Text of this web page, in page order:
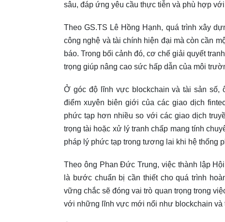
sâu, đáp ứng yêu cầu thực tiễn và phù hợp
Theo GS.TS Lê Hồng Hạnh, quá trình xây
công nghệ và tài chính hiện đại mà còn cần
báo. Trong bối cảnh đó, cơ chế giải quyết
trọng giúp nâng cao sức hấp dẫn của môi
Ở góc độ lĩnh vực blockchain và tài sản số,
điểm xuyên biên giới của các giao dịch
phức tạp hơn nhiều so với các giao dịch
trọng tài hoặc xử lý tranh chấp mang tính
pháp lý phức tạp trong tương lai khi hệ thống
Theo ông Phan Đức Trung, việc thành lập
là bước chuẩn bị cần thiết cho quá trình
vững chắc sẽ đóng vai trò quan trọng trong
với những lĩnh vực mới nổi như blockchain và